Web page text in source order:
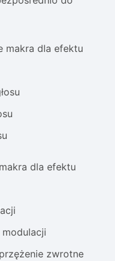
makra dla efektu
dla efektu
modulacji
zwrotne